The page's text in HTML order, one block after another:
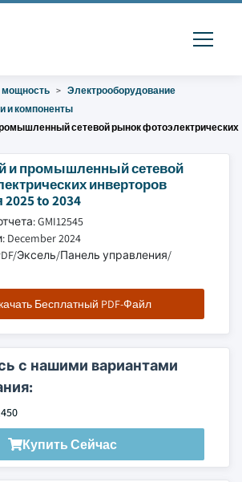
мощность
Электрооборудование
и компоненты
сетевой рынок фотоэлектрических
и промышленный сетевой
инверторов
to 2034
GMI12545
2024
Эксель/Панель управления/
Бесплатный PDF-Файл
с нашими вариантами
Купить Сейчас